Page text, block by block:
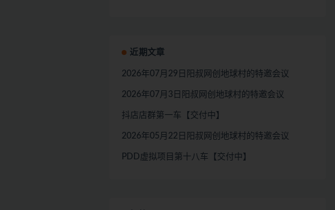
近期文章
2026年07月29日阳叔网创地球村的特邀会议
2026年07月3日阳叔网创地球村的特邀会议
抖店店群第一车【交付中】
2026年05月22日阳叔网创地球村的特邀会议
PDD虚拟项目第十八车【交付中】